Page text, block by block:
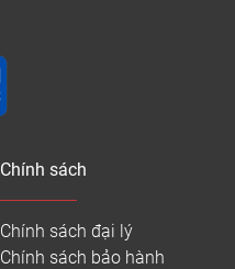
Chính sách
Chính sách đại lý
Chính sách bảo hành